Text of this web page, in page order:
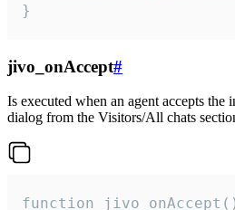
}
jivo_onAccept#
Is executed when an agent accepts the
dialog from the Visitors/All chats
function